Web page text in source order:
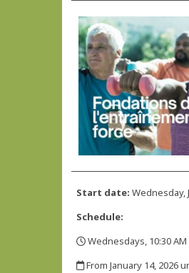
Start date: Wednesday,
Schedule:
Wednesdays, 10:30 AM
From January 14, 2026